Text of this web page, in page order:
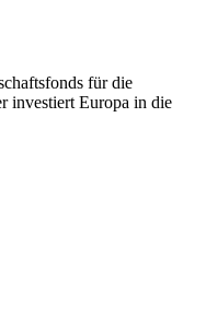
für die
investiert Europa in die